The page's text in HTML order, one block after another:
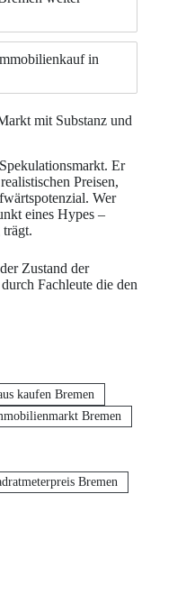
in
mit Substanz und
Er
Preisen,
Wer
eines Hypes –
Zustand der
Fachleute die den
kaufen Bremen
Bremen
Bremen